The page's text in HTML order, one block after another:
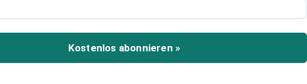
verzeichnet trotz
Kostenlos abonnieren »